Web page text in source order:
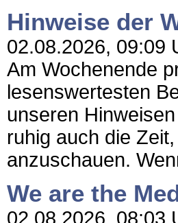
Hinweise der
02.08.2026, 09:09
Am Wochenende
lesenswertesten
unseren
ruhig auch die
anzuschauen.
We are the
02.08.2026, 08:03